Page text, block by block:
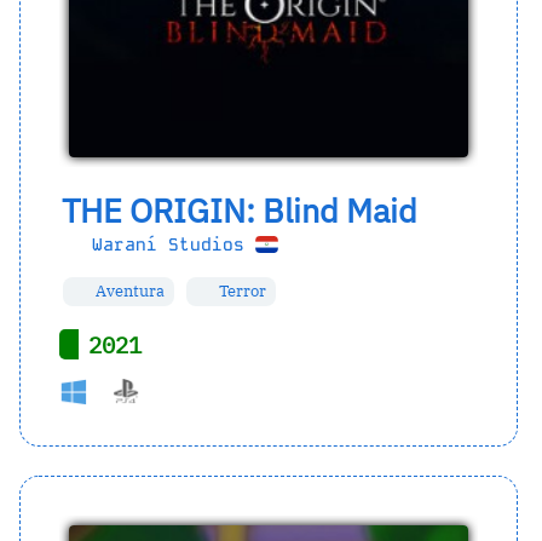
THE ORIGIN: Blind Maid
Waraní Studios
Aventura Terror
2021